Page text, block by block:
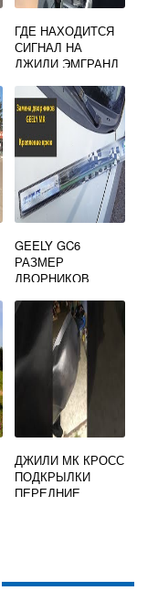
ГДЕ НАХОДИТСЯ
СИГНАЛ НА
ДЖИЛИ ЭМГРАНД
GEELY GC6
РАЗМЕР
ДВОРНИКОВ
ДЖИЛИ МК КРОСС
ПОДКРЫЛКИ
ПЕРЕДНИЕ